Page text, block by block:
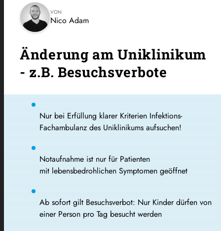
VON
Nico Adam
Änderung am Uniklinikum
- z.B. Besuchsverbote
Nur bei Erfüllung klarer Kriterien Infektions-
Fachambulanz des Uniklinikums aufsuchen!
Notaufnahme ist nur für Patienten
mit lebensbedrohlichen Symptomen geöffnet
Ab sofort gilt Besuchsverbot: Nur Kinder dürfen von
einer Person pro Tag besucht werden